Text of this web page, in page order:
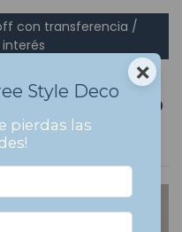
con transferencia /
×
Style Deco
pierdas las